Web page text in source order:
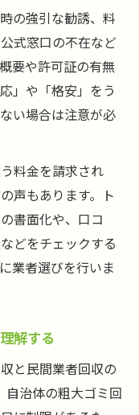
の強引な勧誘、料
式窓口の不在など
要や許可証の有無
」や「格安」をう
い場合は注意が必
料金を請求され
声もあります。ト
書面化や、口コ
どをチェックする
業者選びを行いま
解する
と民間業者回収の
自治体の粗大ゴミ回